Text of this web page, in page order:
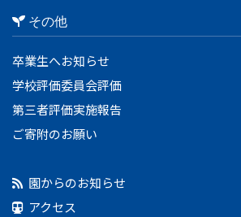
その他
卒業生へお知らせ
学校評価委員会評価
第三者評価実施報告
ご寄附のお願い
園からのお知らせ
アクセス